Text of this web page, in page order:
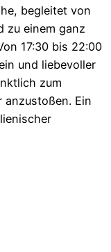
begleitet von
zu einem ganz
17:30 bis 22:00
und liebevoller
zum
anzustoßen. Ein